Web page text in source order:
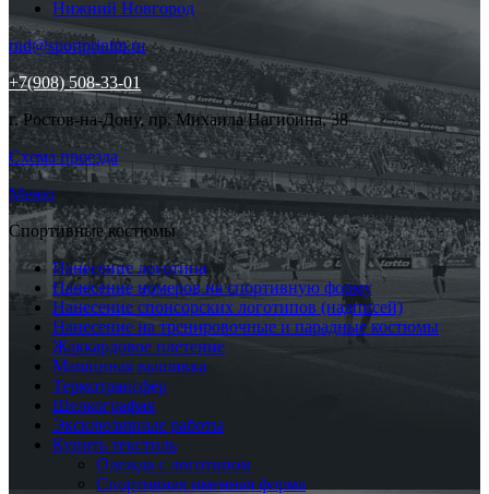
Нижний Новгород
rnd@sportprintm.ru
+7(908) 508-33-01
г. Ростов-на-Дону, пр. Михаила Нагибина, 38
Схема проезда
Меню
Спортивные костюмы
Нанесение логотипа
Нанесение номеров на спортивную форму
Нанесение спонсорских логотипов (надписей)
Нанесение на тренировочные и парадные костюмы
Жаккардовое плетение
Машинная вышивка
Термотрансфер
Шелкография
Эксклюзивные работы
Купить текстиль
Одежда с логотипом
Спортивная именная форма